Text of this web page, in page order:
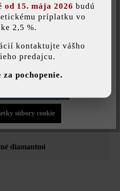
diamantmi
súbory cookie, aby vám ponúkla
súbory cookie
od 15. mája 2026 budú
príplatku vo
2,5 %.
kontaktujte vášho
predajcu.
za pochopenie.